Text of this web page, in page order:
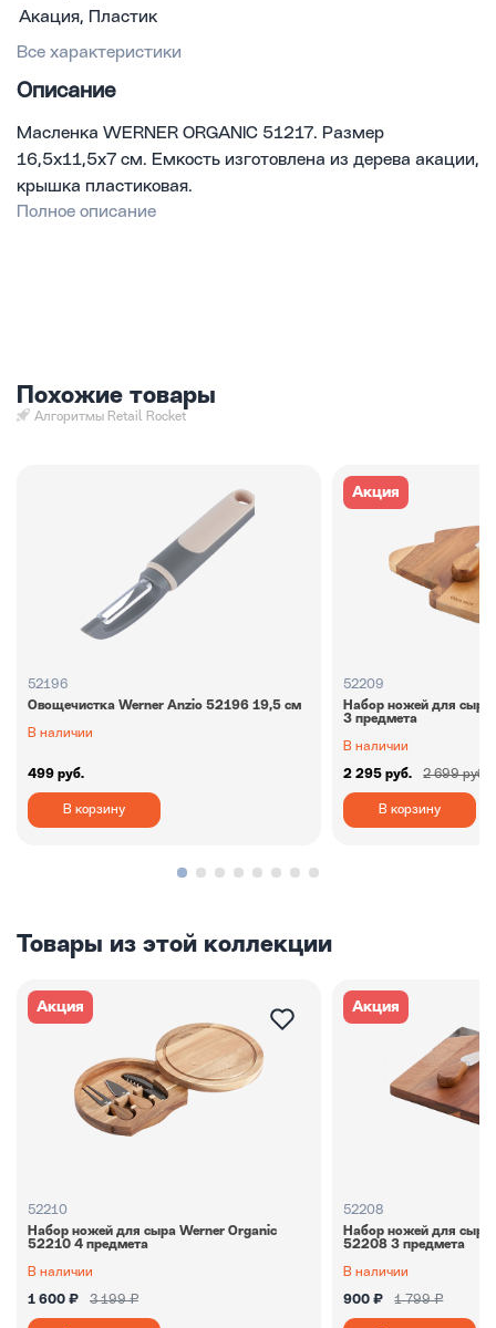
Акация, Пластик
Все характеристики
Описание
Масленка WERNER ORGANIC 51217. Размер
16,5x11,5x7 см. Емкость изготовлена из дерева акации,
крышка пластиковая.
Полное описание
Похожие товары
Алгоритмы Retail Rocket
52196
Овощечистка Werner Anzio 52196 19,5 см
В наличии
499 руб.
В корзину
Акция
52209
Набор ножей для
3 предмета
В наличии
2 295 руб. 2 699 руб.
В корзину
Товары из этой коллекции
Акция
52210
Набор ножей для сыра Werner Organic
52210 4 предмета
В наличии
1 600 ₽ 3 199 ₽
Акция
52208
Набор ножей для сыра
52208 3 предмета
В наличии
900 ₽ 1 799 ₽